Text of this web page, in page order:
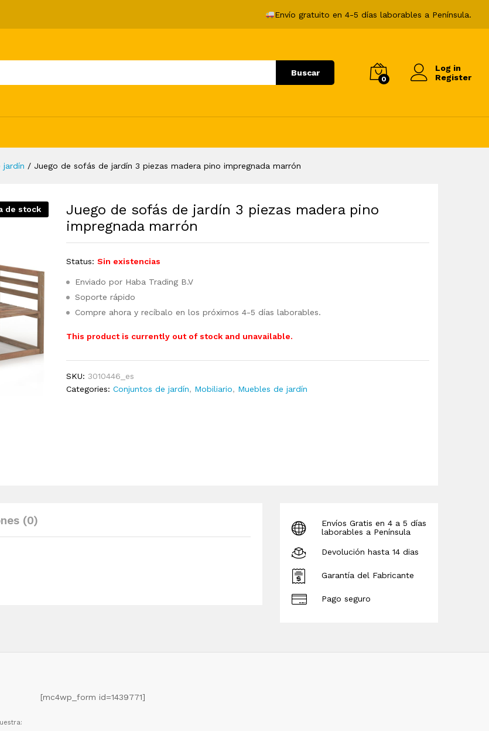
Envío gratuito en 4-5 días laborables a Península.
Buscar
0
Log in
Register
jardín / Juego de sofás de jardín 3 piezas madera pino impregnada marrón
de stock
Juego de sofás de jardín 3 piezas madera pino
impregnada marrón
Status: Sin existencias
Enviado por Haba Trading B.V
Soporte rápido
Compre ahora y recíbalo en los próximos 4-5 días laborables.
This product is currently out of stock and unavailable.
SKU:3010446_es
Categories:Conjuntos de jardín, Mobiliario, Muebles de jardín
(0)
Envíos Gratis en 4 a 5 días
laborables a Península
Devolución hasta 14 dias
Garantía del Fabricante
Pago seguro
[mc4wp_form id=1439771]